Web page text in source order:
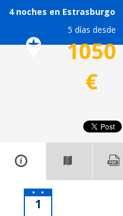
4 noches en Estrasburgo
5 días desde
1050
€
1